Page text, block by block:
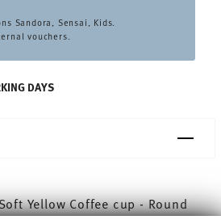
Sandora, Sensai, Kids.
vouchers.
DAYS
Yellow Coffee cup - Round